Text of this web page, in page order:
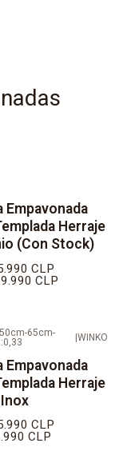
Empavonada
Herraje
(Con Stock)
CLP
CLP
50cm-65cm-
|WINKO
Empavonada
Herraje
CLP
CLP